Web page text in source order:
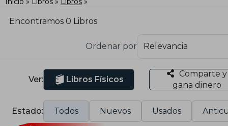
Encontramos 0 Libros
Ordenar por
Ver: Libros Físicos
Comparte y
gana dinero
Estado: Todos Nuevos Usados